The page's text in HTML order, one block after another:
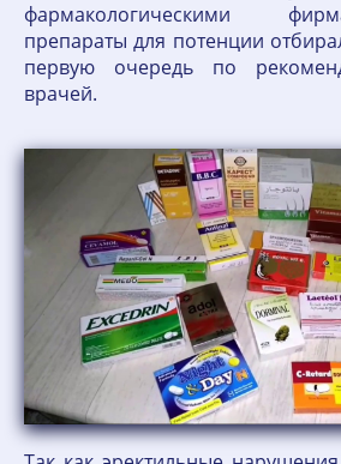
фармакологическими
препараты для потенции
первую очередь по
врачей.